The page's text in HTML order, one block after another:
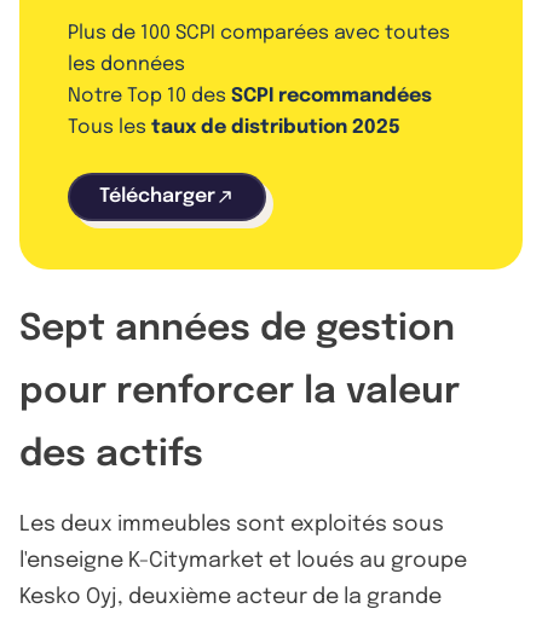
Plus de 100 SCPI comparées avec toutes
les données
Notre Top 10 des SCPI recommandées
Tous les taux de distribution 2025
Télécharger
Sept années de gestion
pour renforcer la valeur
des actifs
Les deux immeubles sont exploités sous
l'enseigne K-Citymarket et loués au groupe
Kesko Oyj, deuxième acteur de la grande